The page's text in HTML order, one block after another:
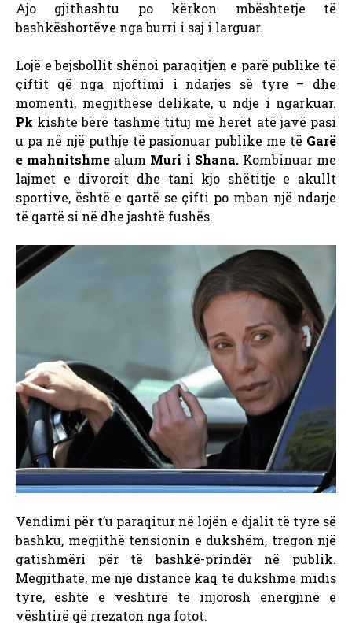
Ajo gjithashtu po kërkon mbështetje të
bashkëshortëve nga burri i saj i larguar.
Lojë e bejsbollit shënoi paraqitjen e parë publike të
çiftit që nga njoftimi i ndarjes së tyre – dhe
momenti, megjithëse delikate, u ndje i ngarkuar.
Pk kishte bërë tashmë tituj më herët atë javë pasi
u pa në një puthje të pasionuar publike me të Garë
e mahnitshme alum Muri i Shana.Kombinuar me
lajmet e divorcit dhe tani kjo shëtitje e akullt
sportive, është e qartë se çifti po mban një ndarje
të qartë si në dhe jashtë fushës.
Vendimi për t’u paraqitur në lojën e djalit të tyre së
bashku, megjithë tensionin e dukshëm, tregon një
gatishmëri për të bashkë-prindër në publik.
Megjithatë, me një distancë kaq të dukshme midis
tyre, është e vështirë të injorosh energjinë e
vështirë që rrezaton nga fotot.